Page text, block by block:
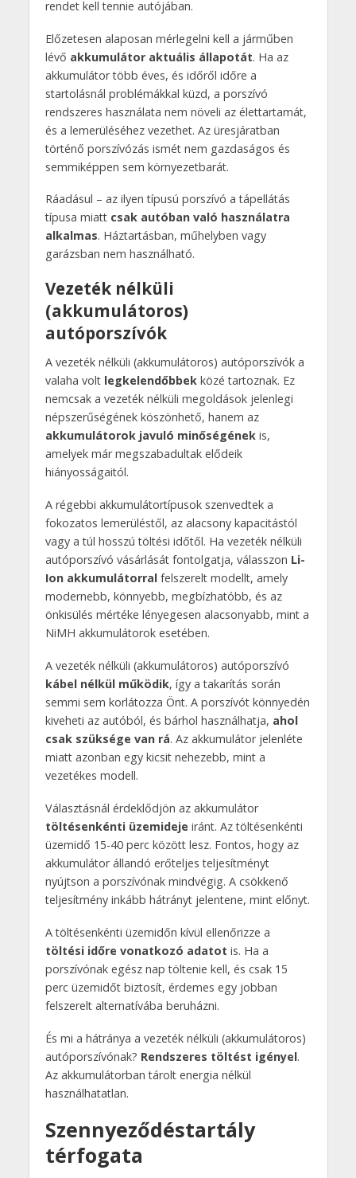
rendet kell tennie autójában.
Előzetesen alaposan mérlegelni kell a járműben
lévő akkumulátor aktuális állapotát. Ha az
akkumulátor több éves, és időről időre a
startolásnál problémákkal küzd, a porszívó
rendszeres használata nem növeli az élettartamát,
és a lemerüléséhez vezethet. Az üresjáratban
történő porszívózás ismét nem gazdaságos és
semmiképpen sem környezetbarát.
Ráadásul – az ilyen típusú porszívó a tápellátás
típusa miatt csak autóban való használatra
alkalmas. Háztartásban, műhelyben vagy
garázsban nem használható.
Vezeték nélküli
(akkumulátoros)
autóporszívók
A vezeték nélküli (akkumulátoros) autóporszívók a
valaha volt legkelendőbbekközé tartoznak. Ez
nemcsak a vezeték nélküli megoldások jelenlegi
népszerűségének köszönhető, hanem az
akkumulátorok javuló minőségénekis,
amelyek már megszabadultak elődeik
hiányosságaitól.
A régebbi akkumulátortípusok szenvedtek a
fokozatos lemerüléstől, az alacsony kapacitástól
vagy a túl hosszú töltési időtől. Ha vezeték nélküli
autóporszívó vásárlását fontolgatja, válasszon Li-
Ion akkumulátorralfelszerelt modellt, amely
modernebb, könnyebb, megbízhatóbb, és az
önkisülés mértéke lényegesen alacsonyabb, mint a
NiMH akkumulátorok esetében.
A vezeték nélküli (akkumulátoros) autóporszívó
kábel nélkül működik, így a takarítás során
semmi sem korlátozza Önt. A porszívót könnyedén
kiveheti az autóból, és bárhol használhatja, ahol
csak szüksége van rá. Az akkumulátor jelenléte
miatt azonban egy kicsit nehezebb, mint a
vezetékes modell.
Választásnál érdeklődjön az akkumulátor
töltésenkénti üzemideje iránt. Az töltésenkénti
üzemidő 15-40 perc között lesz. Fontos, hogy az
akkumulátor állandó erőteljes teljesítményt
nyújtson a porszívónak mindvégig. A csökkenő
teljesítmény inkább hátrányt jelentene, mint előnyt.
A töltésenkénti üzemidőn kívül ellenőrizze a
töltési időre vonatkozó adatot is. Ha a
porszívónak egész nap töltenie kell, és csak 15
perc üzemidőt biztosít, érdemes egy jobban
felszerelt alternatívába beruházni.
És mi a hátránya a vezeték nélküli (akkumulátoros)
autóporszívónak? Rendszeres töltést igényel.
Az akkumulátorban tárolt energia nélkül
használhatatlan.
Szennyeződéstartály
térfogata